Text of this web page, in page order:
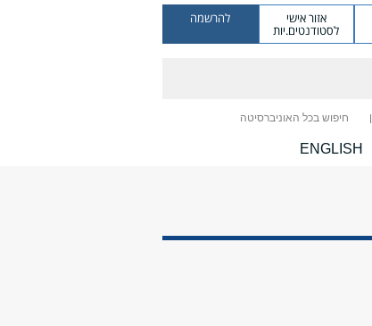
אזור אישי
לסטודנטים.יות
להרשמה
חיפוש בכל האוניברסיטה
ENGLISH